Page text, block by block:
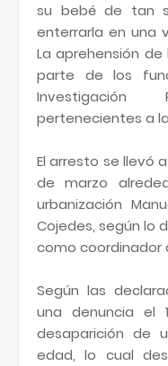
su bebé de tan
enterrarla en una
La aprehensión
parte de los
pertenecientes a
El arresto se llevó
de marzo
urbanización
Cojedes, según lo
como coordinador
Según las
una denuncia el
desaparición de
edad, lo cual